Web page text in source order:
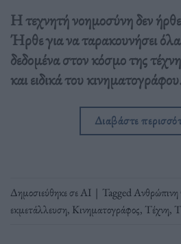
Η τεχνητή νοημοσύνη δεν
Ήρθε για να ταρακουνήσει
δεδομένα στον κόσμο της
και ειδικά του
Διαβάστε
Δημοσιεύθηκε σεΑΙ | Tagged
εκμετάλλευση, Κινηματογράφος, Τέχνη,